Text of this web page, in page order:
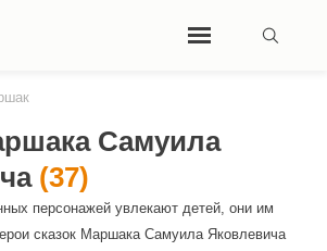
Самуила
(37)
персонажей увлекают детей, они им
сказок Маршака Самуила Яковлевича